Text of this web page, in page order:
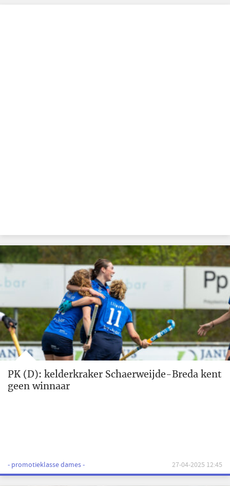
PK (D): kelderkraker Schaerweijde-Breda kent
geen winnaar
- promotieklasse dames - 27-04-2025 12:45